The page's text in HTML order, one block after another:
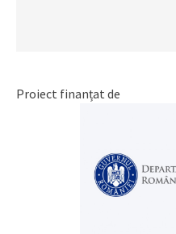
Proiect finanțat de